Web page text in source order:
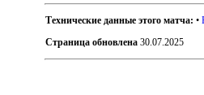
Технические данные этого матча: •
Страница обновлена 30.07.2025